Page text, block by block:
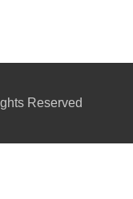
Reserved